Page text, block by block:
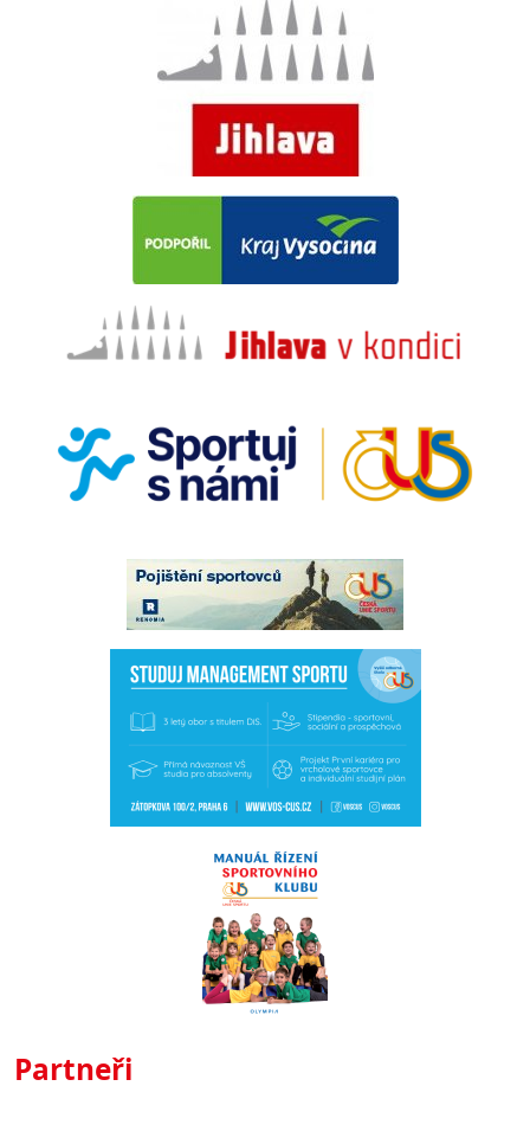
Partneři